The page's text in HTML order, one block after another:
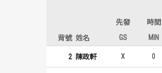
先發
時間
背號 姓名 GS MIN
2 陳政軒 X 0